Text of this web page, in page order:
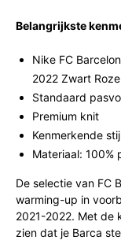
Belangrijkste
Nike FC
2022 Zwart
Standaard
Premium knit
Kenmerkende
Materiaal: 100%
De selectie van FC
warming-up in
2021-2022. Met de
zien dat je Barca